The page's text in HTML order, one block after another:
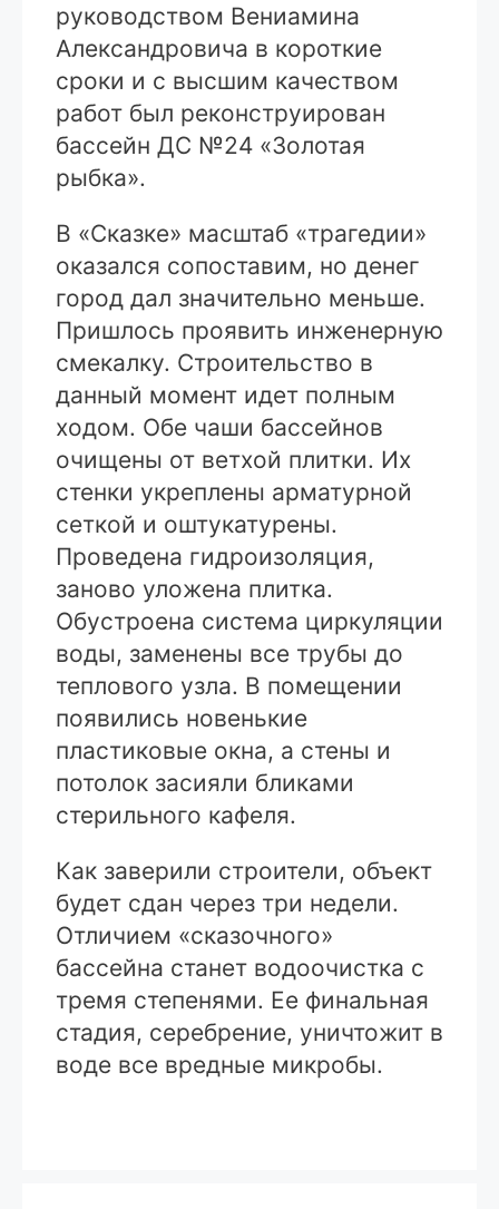
руководством Вениамина
Александровича в короткие
сроки и с высшим качеством
работ был реконструирован
бассейн ДС №24 «Золотая
рыбка».
В «Сказке» масштаб «трагедии»
оказался сопоставим, но денег
город дал значительно меньше.
Пришлось проявить инженерную
смекалку. Строительство в
данный момент идет полным
ходом. Обе чаши бассейнов
очищены от ветхой плитки. Их
стенки укреплены арматурной
сеткой и оштукатурены.
Проведена гидроизоляция,
заново уложена плитка.
Обустроена система циркуляции
воды, заменены все трубы до
теплового узла. В помещении
появились новенькие
пластиковые окна, а стены и
потолок засияли бликами
стерильного кафеля.
Как заверили строители, объект
будет сдан через три недели.
Отличием «сказочного»
бассейна станет водоочистка с
тремя степенями. Ее финальная
стадия, серебрение, уничтожит в
воде все вредные микробы.